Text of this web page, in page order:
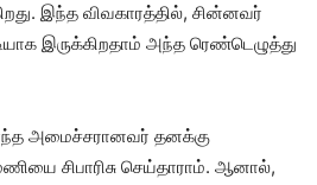
இந்த விவகாரத்தில், சின்னவர்
இருக்கிறதாம் அந்த ரெண்டெழுத்து
அமைச்சரானவர் தனக்கு
சிபாரிசு செய்தாராம். ஆனால்,